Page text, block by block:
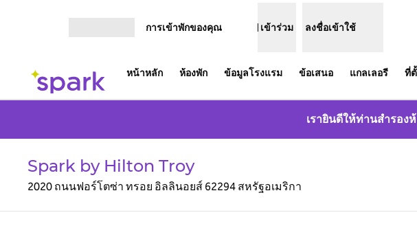
การเข้าพักของคุณ เข้าร่วม ลงชื่อเข้าใช้
หน้าหลัก ห้องพัก ข้อมูลโรงแรม ข้อเสนอ แกลเลอรี ที่
เรายินดีให้ท่านสำรอง
Spark by Hilton Troy
2020 ถนนฟอร์โตซ่า ทรอย อิลลินอยส์ 62294 สหรัฐอเมริกา